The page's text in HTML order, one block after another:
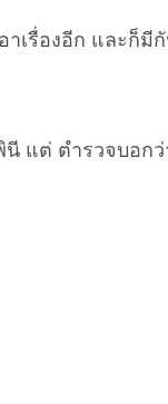
เรื่องอีก และก็มี
แต่ ตำรวจบอกว่